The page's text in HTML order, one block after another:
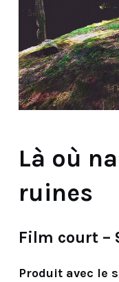
Là où
ruines
Film court –
Produit avec le